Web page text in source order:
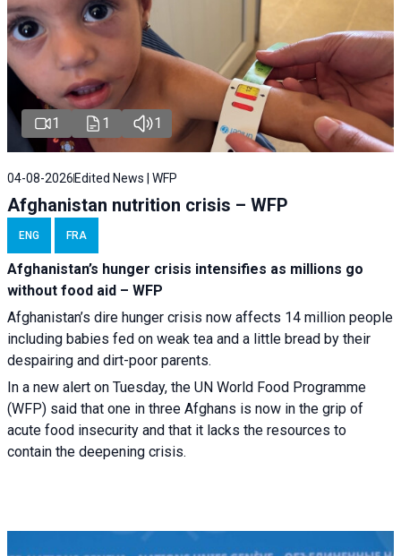
1 1 1
04-08-2026 Edited News | WFP
Afghanistan nutrition crisis – WFP
ENG FRA
Afghanistan’s hunger crisis intensifies as millions go
without food aid – WFP
Afghanistan’s dire hunger crisis now affects 14 million people
including babies fed on weak tea and a little bread by their
despairing and dirt-poor parents.
In a new alert on Tuesday, the UN World Food Programme
(WFP) said that one in three Afghans is now in the grip of
acute food insecurity and that it lacks the resources to
contain the deepening crisis.